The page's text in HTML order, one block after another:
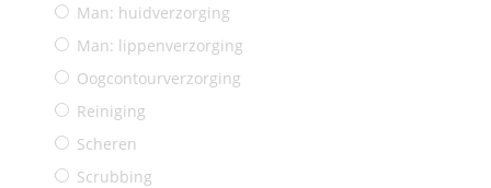
Man: huidverzorging
Man: lippenverzorging
Oogcontourverzorging
Reiniging
Scheren
Scrubbing